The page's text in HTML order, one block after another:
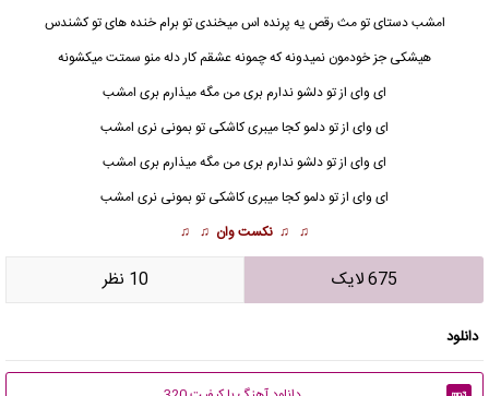
امشب دستای تو مث رقص یه پرنده اس میخندی تو برام خنده های تو کشندس
هیشکی جز خودمون نمیدونه که چمونه عشقم کار دله منو سمتت میکشونه
ای وای از تو دلشو ندارم بری من مگه میذارم بری امشب
ای وای از تو دلمو کجا میبری کاشکی تو بمونی نری امشب
ای وای از تو دلشو ندارم بری من مگه میذارم بری امشب
ای وای از تو دلمو کجا میبری کاشکی تو بمونی نری امشب
♫ ♫ نکست وان ♫ ♫
675 لایک 10 نظر
دانلود